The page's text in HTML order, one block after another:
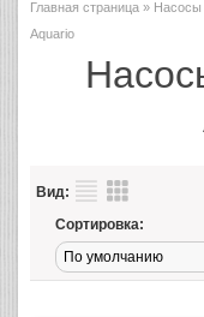
Главная страница » Насосы
Aquario
Вид:
Сортировка: